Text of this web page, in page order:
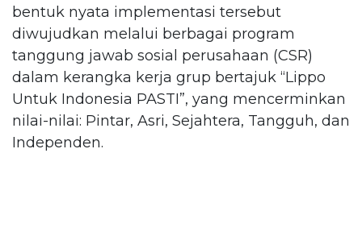
bentuk nyata implementasi tersebut
diwujudkan melalui berbagai program
tanggung jawab sosial perusahaan (CSR)
dalam kerangka kerja grup bertajuk “Lippo
Untuk Indonesia PASTI”, yang mencerminkan
nilai-nilai: Pintar, Asri, Sejahtera, Tangguh, dan
Independen.